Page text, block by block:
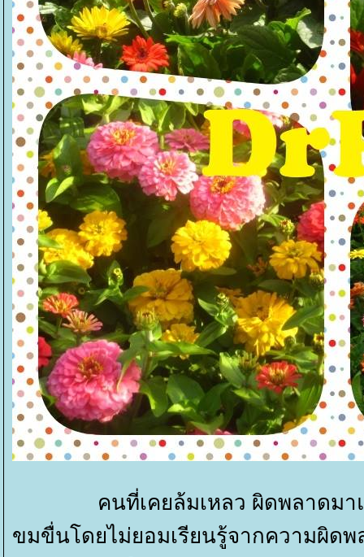
คนที่เคยล้มเหลว ผิดพลาดมาแ
ขมขื่นโดยไม่ยอมเรียนรู้จากความผิด